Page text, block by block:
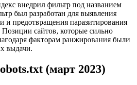
внедрил фильтр под названием
был разработан для выявления
и предотвращения паразитирования
сайтов, которые сильно
факторам ранжирования были
выдачи.
(март 2023)